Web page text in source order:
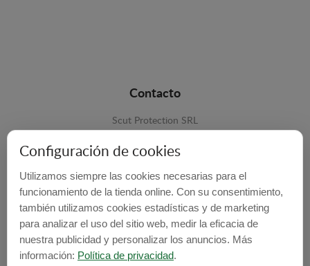
Contacto
Scut Protection SRL
Harghita, Romania
E-mail: info@cubrecarter.com
Configuración de cookies
Utilizamos siempre las cookies necesarias para el
funcionamiento de la tienda online. Con su consentimiento,
también utilizamos cookies estadísticas y de marketing
para analizar el uso del sitio web, medir la eficacia de
nuestra publicidad y personalizar los anuncios. Más
información: Política de privacidad.